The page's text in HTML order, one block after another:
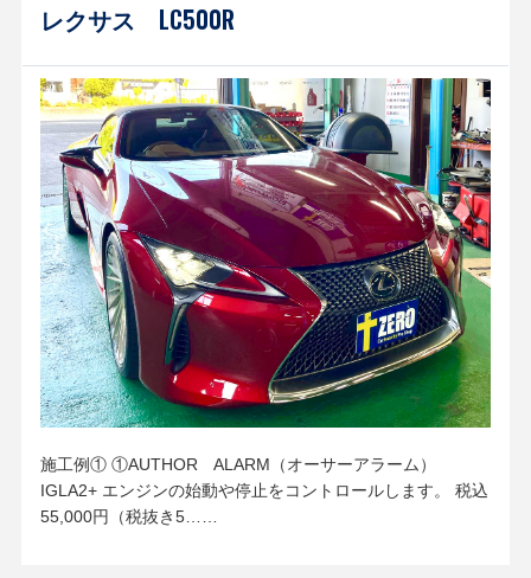
レクサス LC500R
施工例① ①AUTHOR ALARM（オーサーアラーム）
IGLA2+ エンジンの始動や停止をコントロールします。 税込
55,000円（税抜き5……